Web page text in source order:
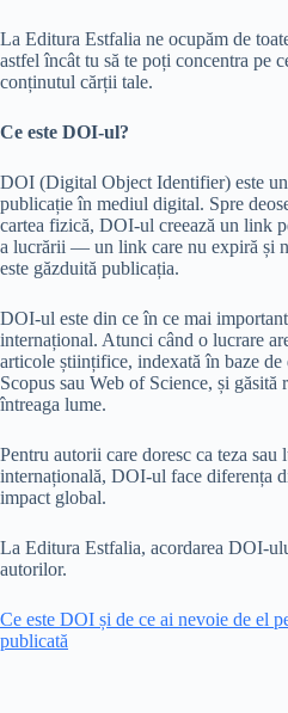
La Editura Estfalia ne ocupăm de
astfel încât tu să te poți concentra pe
conținutul cărții tale.
Ce este DOI-ul?
DOI (Digital Object Identifier) este
publicație în mediul digital. Spre
cartea fizică, DOI-ul creează un link
a lucrării — un link care nu expiră și
este găzduită publicația.
DOI-ul este din ce în ce mai
internațional. Atunci când o lucrare
articole științifice, indexată în baze
Scopus sau Web of Science, și
întreaga lume.
Pentru autorii care doresc ca teza
internațională, DOI-ul face diferența
impact global.
La Editura Estfalia, acordarea DOI-
autorilor.
Ce este DOI și de ce ai nevoie de el
publicată